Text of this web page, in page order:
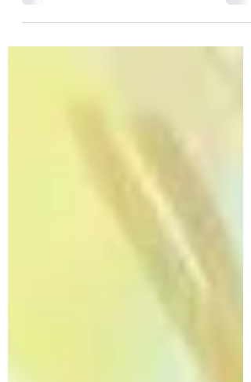
verdient? Spreek de woorden uit.